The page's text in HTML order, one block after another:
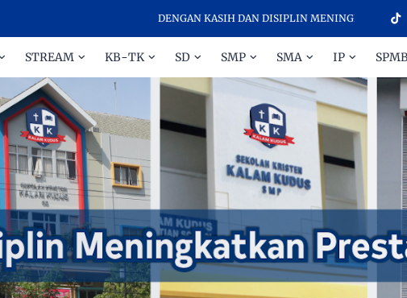
DENGAN KASIH DAN DISIPLIN MENINGKATKAN
STREAM KB-TK SD SMP SMA IP SPMB